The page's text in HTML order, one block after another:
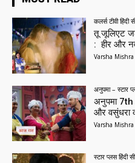
कलर्स टीवी
तू जूलिएट
: हीर और
Varsha Mishra
अनुपमा – स्टार
अनुपमा
और वसुंधरा
Varsha Mishra
स्टार प्लस हिंदी